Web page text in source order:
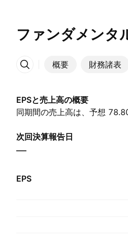
ファンダメンタ
概要 財務諸表
その他
EPSと売上高の概要
同期間の売上高は、予想
次回決算報告日
—
EPS